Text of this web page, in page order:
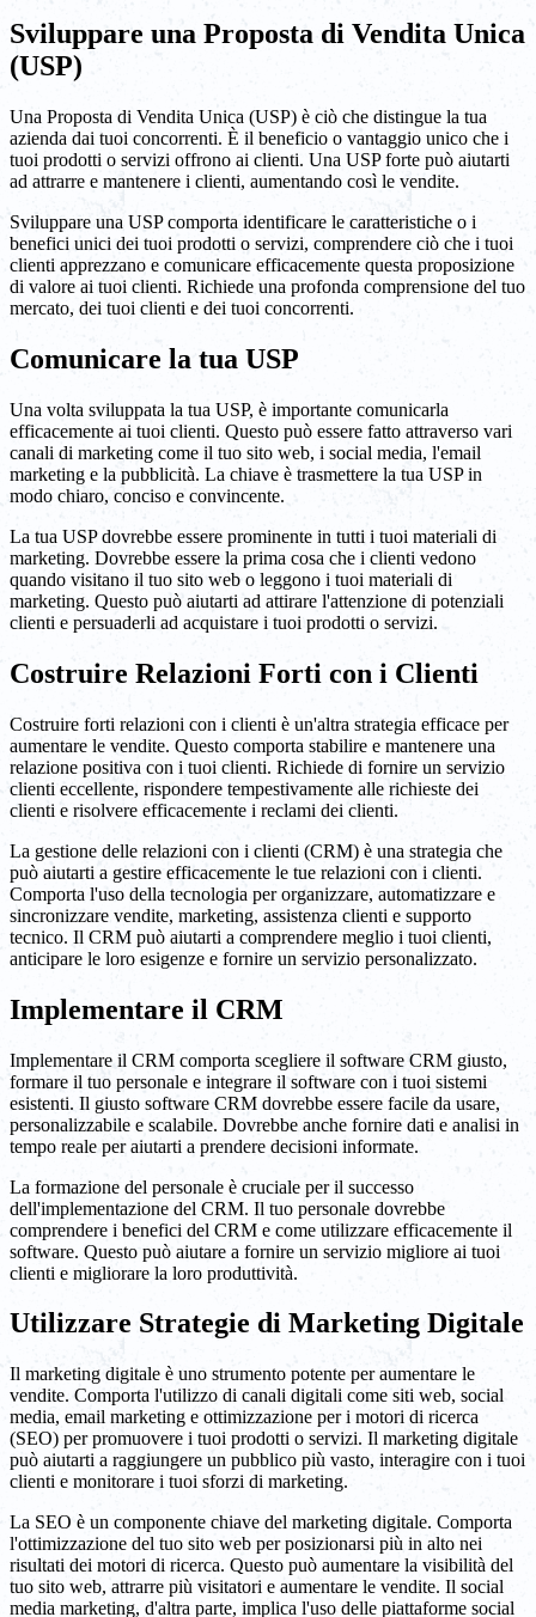
Sviluppare una Proposta di Vendita Unica
(USP)
Una Proposta di Vendita Unica (USP) è ciò che distingue la tua
azienda dai tuoi concorrenti. È il beneficio o vantaggio unico che i
tuoi prodotti o servizi offrono ai clienti. Una USP forte può aiutarti
ad attrarre e mantenere i clienti, aumentando così le vendite.
Sviluppare una USP comporta identificare le caratteristiche o i
benefici unici dei tuoi prodotti o servizi, comprendere ciò che i tuoi
clienti apprezzano e comunicare efficacemente questa proposizione
di valore ai tuoi clienti. Richiede una profonda comprensione del tuo
mercato, dei tuoi clienti e dei tuoi concorrenti.
Comunicare la tua USP
Una volta sviluppata la tua USP, è importante comunicarla
efficacemente ai tuoi clienti. Questo può essere fatto attraverso vari
canali di marketing come il tuo sito web, i social media, l'email
marketing e la pubblicità. La chiave è trasmettere la tua USP in
modo chiaro, conciso e convincente.
La tua USP dovrebbe essere prominente in tutti i tuoi materiali di
marketing. Dovrebbe essere la prima cosa che i clienti vedono
quando visitano il tuo sito web o leggono i tuoi materiali di
marketing. Questo può aiutarti ad attirare l'attenzione di potenziali
clienti e persuaderli ad acquistare i tuoi prodotti o servizi.
Costruire Relazioni Forti con i Clienti
Costruire forti relazioni con i clienti è un'altra strategia efficace per
aumentare le vendite. Questo comporta stabilire e mantenere una
relazione positiva con i tuoi clienti. Richiede di fornire un servizio
clienti eccellente, rispondere tempestivamente alle richieste dei
clienti e risolvere efficacemente i reclami dei clienti.
La gestione delle relazioni con i clienti (CRM) è una strategia che
può aiutarti a gestire efficacemente le tue relazioni con i clienti.
Comporta l'uso della tecnologia per organizzare, automatizzare e
sincronizzare vendite, marketing, assistenza clienti e supporto
tecnico. Il CRM può aiutarti a comprendere meglio i tuoi clienti,
anticipare le loro esigenze e fornire un servizio personalizzato.
Implementare il CRM
Implementare il CRM comporta scegliere il software CRM giusto,
formare il tuo personale e integrare il software con i tuoi sistemi
esistenti. Il giusto software CRM dovrebbe essere facile da usare,
personalizzabile e scalabile. Dovrebbe anche fornire dati e analisi in
tempo reale per aiutarti a prendere decisioni informate.
La formazione del personale è cruciale per il successo
dell'implementazione del CRM. Il tuo personale dovrebbe
comprendere i benefici del CRM e come utilizzare efficacemente il
software. Questo può aiutare a fornire un servizio migliore ai tuoi
clienti e migliorare la loro produttività.
Utilizzare Strategie di Marketing Digitale
Il marketing digitale è uno strumento potente per aumentare le
vendite. Comporta l'utilizzo di canali digitali come siti web, social
media, email marketing e ottimizzazione per i motori di ricerca
(SEO) per promuovere i tuoi prodotti o servizi. Il marketing digitale
può aiutarti a raggiungere un pubblico più vasto, interagire con i tuoi
clienti e monitorare i tuoi sforzi di marketing.
La SEO è un componente chiave del marketing digitale. Comporta
l'ottimizzazione del tuo sito web per posizionarsi più in alto nei
risultati dei motori di ricerca. Questo può aumentare la visibilità del
tuo sito web, attrarre più visitatori e aumentare le vendite. Il social
media marketing, d'altra parte, implica l'uso delle piattaforme social